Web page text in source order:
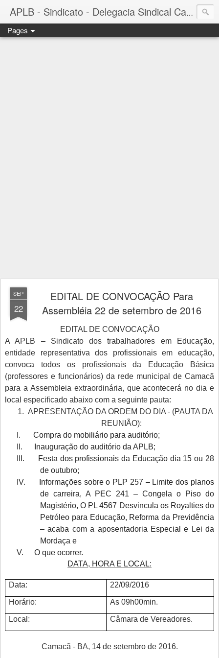
APLB - Sindicato - Delegacia Sindical Cacau Sul - Camacã-BA
Pages
SEP
22
EDITAL DE CONVOCAÇÃO Para
Assembléia 22 de setembro de 2016
EDITAL DE CONVOCAÇÃO
A APLB – Sindicato dos trabalhadores em Educação,
entidade representativa dos profissionais em educação,
convoca todos os profissionais da Educação Básica
(professores e funcionários) da rede municipal de Camacã
para a Assembleia extraordinária, que acontecerá no dia e
local especificado abaixo com a seguinte pauta:
1. APRESENTAÇÃO DA ORDEM DO DIA - (PAUTA DA
REUNIÃO):
I.
Compra do mobiliário para auditório;
II.
Inauguração do auditório da APLB;
III.
Festa dos profissionais da Educação dia 15 ou 28
de outubro;
IV.
Informações sobre o PLP 257 – Limite dos planos
de carreira, A PEC 241 – Congela o Piso do
Magistério, O PL 4567 Desvincula os Royalties do
Petróleo para Educação, Reforma da Previdência
– acaba com a aposentadoria Especial e Lei da
Mordaça e
V.
O que ocorrer.
DATA, HORA E LOCAL:
Data: 22/09/2016
Horário: As 09h00min.
Local: Câmara de Vereadores.
Camacã - BA, 14 de setembro de 2016.